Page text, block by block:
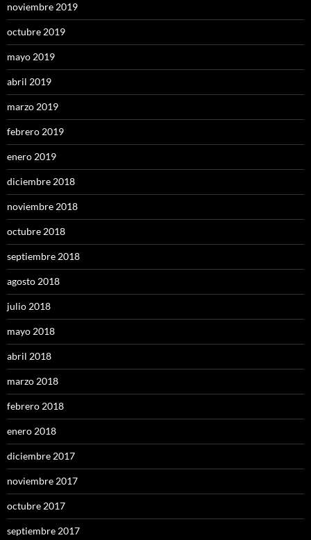
noviembre 2019
octubre 2019
mayo 2019
abril 2019
marzo 2019
febrero 2019
enero 2019
diciembre 2018
noviembre 2018
octubre 2018
septiembre 2018
agosto 2018
julio 2018
mayo 2018
abril 2018
marzo 2018
febrero 2018
enero 2018
diciembre 2017
noviembre 2017
octubre 2017
septiembre 2017